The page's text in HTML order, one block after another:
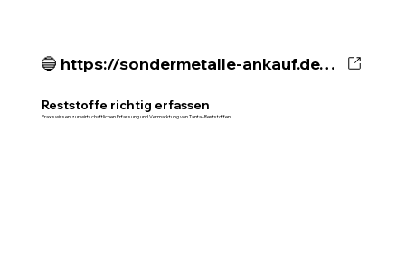
🔵 https://sondermetalle-ankauf.de/ratgeber/tantal-reststoffe-richtig-erfassen
Reststoffe richtig erfassen
Praxiswissen zur wirtschaftlichen Erfassung und Vermarktung von Tantal-Reststoffen.